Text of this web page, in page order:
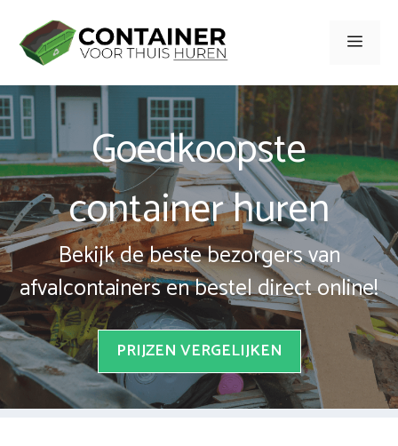
naar
inhoud
Menu
Goedkoopste
container huren
Bekijk de beste bezorgers van
afvalcontainers en bestel direct online!
PRIJZEN VERGELIJKEN